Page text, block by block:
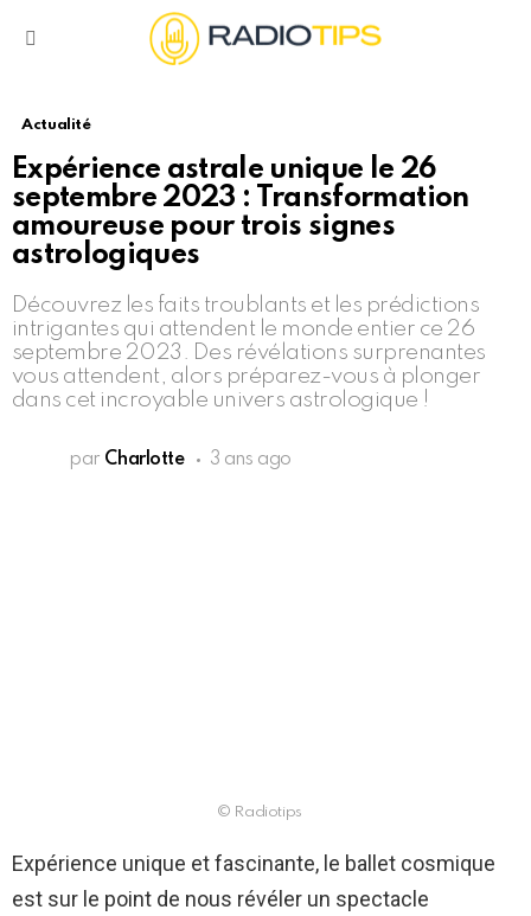
Actualité
Expérience astrale unique le 26
septembre 2023 : Transformation
amoureuse pour trois signes
astrologiques
Découvrez les faits troublants et les prédictions
intrigantes qui attendent le monde entier ce 26
septembre 2023. Des révélations surprenantes
vous attendent, alors préparez-vous à plonger
dans cet incroyable univers astrologique !
par Charlotte 3 ans ago
© Radiotips
Expérience unique et fascinante, le ballet cosmique
est sur le point de nous révéler un spectacle